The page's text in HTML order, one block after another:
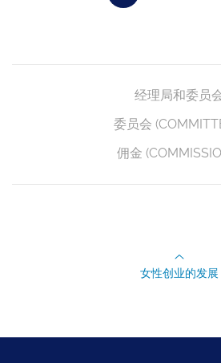
经理局和委员
委员会
佣金
女性创业的发展